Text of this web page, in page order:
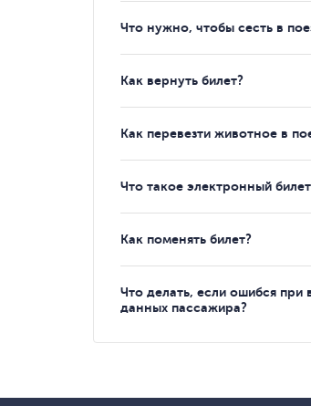
Что нужно, чтобы сесть в
Как вернуть билет?
Как перевезти животное в
Что такое электронный
Как поменять билет?
Что делать, если ошибся при
данных пассажира?